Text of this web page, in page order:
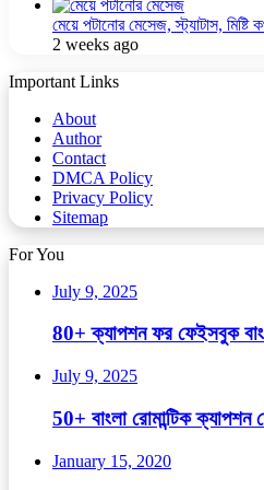
মেয়ে পটানোর মেসেজ, স্ট্যাটাস, মিষ্টি
2 weeks ago
Important Links
About
Author
Contact
DMCA Policy
Privacy Policy
Sitemap
For You
July 9, 2025
80+ ক্যাপশন ফর ফেইসবুক
July 9, 2025
50+ বাংলা রোমান্টিক
January 15, 2020